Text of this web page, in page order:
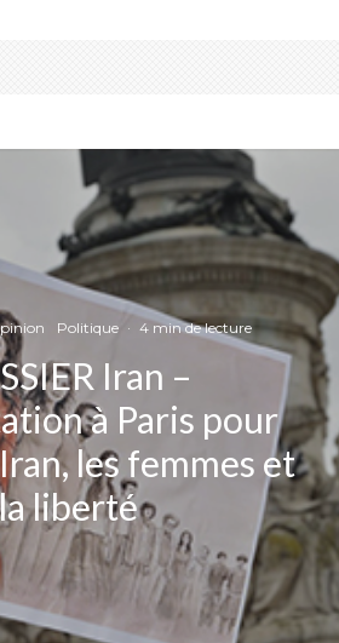
Politique · 4 min de lecture
Iran –
à Paris pour
les femmes et
liberté